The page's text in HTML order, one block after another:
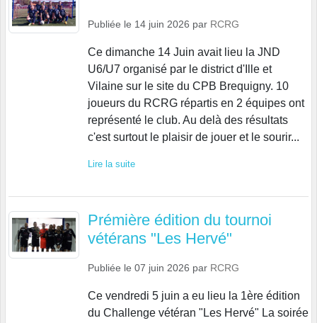
Publiée le 14 juin 2026 par RCRG
Ce dimanche 14 Juin avait lieu la JND
U6/U7 organisé par le district d'Ille et
Vilaine sur le site du CPB Brequigny. 10
joueurs du RCRG répartis en 2 équipes ont
représenté le club. Au delà des résultats
c'est surtout le plaisir de jouer et le sourir...
Lire la suite
Prémière édition du tournoi
vétérans "Les Hervé"
Publiée le 07 juin 2026 par RCRG
Ce vendredi 5 juin a eu lieu la 1ère édition
du Challenge vétéran "Les Hervé" La soirée